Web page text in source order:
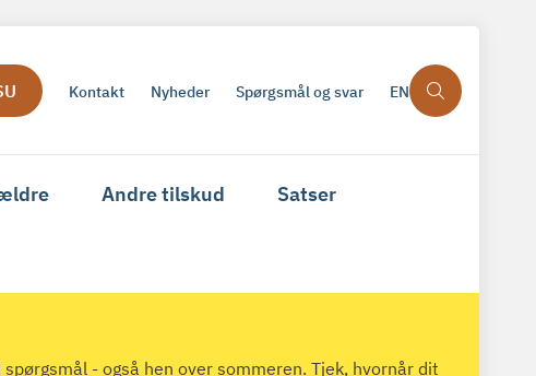
Kontakt Nyheder Spørgsmål og svar EN
Andre tilskud Satser
- også hen over sommeren. Tjek, hvornår dit